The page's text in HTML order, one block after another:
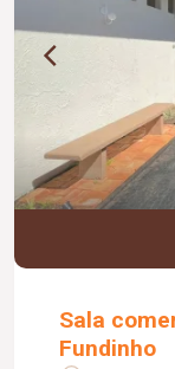
Sala
Fundinho